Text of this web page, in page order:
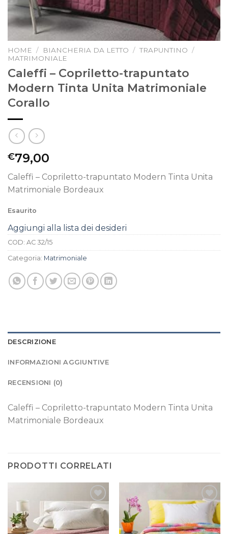
HOME / BIANCHERIA DA LETTO / TRAPUNTINO /
MATRIMONIALE
Caleffi – Copriletto-trapuntato
Modern Tinta Unita Matrimoniale
Corallo
€79,00
Caleffi – Copriletto-trapuntato Modern Tinta Unita
Matrimoniale Bordeaux
Esaurito
Aggiungi alla lista dei desideri
COD: AC 32/15
Categoria: Matrimoniale
DESCRIZIONE
INFORMAZIONI AGGIUNTIVE
RECENSIONI (0)
Caleffi – Copriletto-trapuntato Modern Tinta Unita
Matrimoniale Bordeaux
PRODOTTI CORRELATI
Aggiungi
alla lista
desideri
Aggiungi
alla lista
dei
desideri